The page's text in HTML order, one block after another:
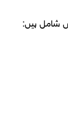
شامل ہیں: